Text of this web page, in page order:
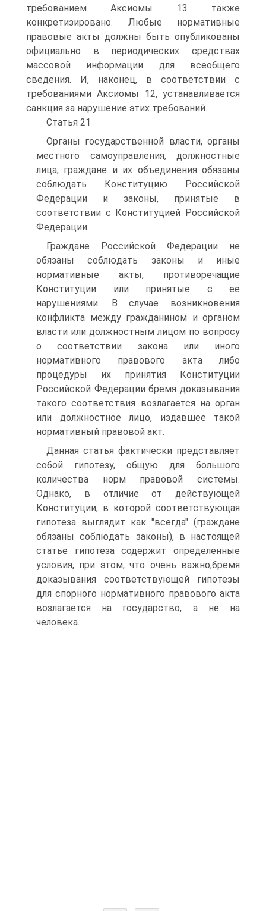
требованием Аксиомы 13 также
конкретизировано. Любые нормативные
правовые акты должны быть опубликованы
официально в периодических средствах
массовой информации для всеобщего
сведения. И, наконец, в соответствии с
требованиями Аксиомы 12, устанавливается
санкция за нарушение этих требований.
Статья 21
Органы государственной власти, органы
местного самоуправления, должностные
лица, граждане и их объединения обязаны
соблюдать Конституцию Российской
Федерации и законы, принятые в
соответствии с Конституцией Российской
Федерации.
Граждане Российской Федерации не
обязаны соблюдать законы и иные
нормативные акты, противоречащие
Конституции или принятые с ее
нарушениями. В случае возникновения
конфликта между гражданином и органом
власти или должностным лицом по вопросу
о соответствии закона или иного
нормативного правового акта либо
процедуры их принятия Конституции
Российской Федерации бремя доказывания
такого соответствия возлагается на орган
или должностное лицо, издавшее такой
нормативный правовой акт.
Данная статья фактически представляет
собой гипотезу, общую для большого
количества норм правовой системы.
Однако, в отличие от действующей
Конституции, в которой соответствующая
гипотеза выглядит как "всегда" (граждане
обязаны соблюдать законы), в настоящей
статье гипотеза содержит определенные
условия, при этом, что очень важно,бремя
доказывания соответствующей гипотезы
для спорного нормативного правового акта
возлагается на государство, а не на
человека.